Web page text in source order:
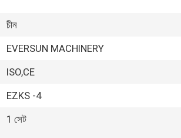
চীন
EVERSUN MACHINERY
ISO,CE
EZKS -4
1 সেট